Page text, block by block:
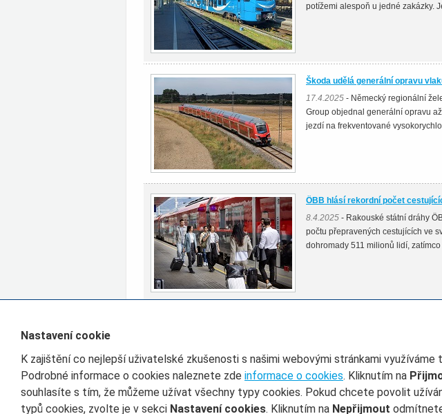
potížemi alespoň u jedné zakázky.
Škoda udělá generální opravu
17.4.2025 - Německý regionální
Group objednal generální opravu
jezdí na frekventované
ÖBB hlásí rekordní počet
8.4.2025 - Rakouské státní dráhy
počtu přepravených cestujících ve
dohromady 511 milionů lidí,
Filtr pro třídění článků
Datum od Datum do
Nastavení cookie
K zajištění co nejlepší uživatelské zkušenosti s našimi webovými stránkami využíváme
Podrobné informace o cookies naleznete zde informace o cookies. Kliknutím na
souhlasíte s tím, že můžeme užívat všechny typy cookies. Pokud chcete povolit
typů cookies, zvolte je v sekci Nastavení cookies. Kliknutím na Nepřijmout